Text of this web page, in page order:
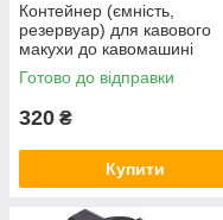
Контейнер (ємність,
резервуар) для кавового
макухи до кавомашині
DeLonghi 5313228721
Готово до відправки
320 ₴
Купити